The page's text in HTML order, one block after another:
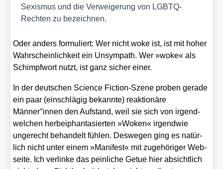
Sexis­mus und die Ver­wei­ge­rung von LGBTQ-
Rech­ten zu bezeich­nen.
Oder anders for­mu­liert: Wer nicht woke ist, ist mit hoher
Wahr­schein­lich­keit ein Unsym­path. Wer »woke« als
Schimpf­wort nutzt, ist ganz sicher einer.
In der deut­schen Sci­ence Fic­tion-Sze­ne pro­ben gera­de
ein paar (ein­schlä­gig bekann­te) reak­tio­nä­re
Männer°innen den Auf­stand, weil sie sich von irgend­
wel­chen her­bei­phan­ta­sier­ten »Woken« irgend­wie
unge­recht behan­delt füh­len. Des­we­gen ging es natür­
lich nicht unter einem »Mani­fest« mit zuge­hö­ri­ger Web­
sei­te. Ich ver­lin­ke das pein­li­che Getue hier absicht­lich